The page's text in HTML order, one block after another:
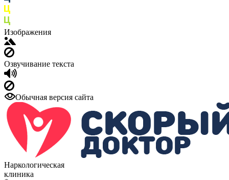
Изображения
Озвучивание текста
Обычная версия сайта
Наркологическая
клиника